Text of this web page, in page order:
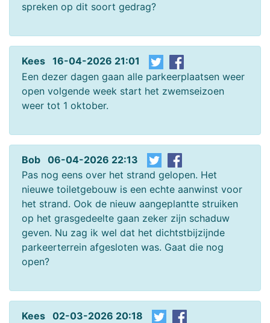
spreken op dit soort gedrag?
Kees 16-04-2026 21:01
Een dezer dagen gaan alle parkeerplaatsen weer
open volgende week start het zwemseizoen
weer tot 1 oktober.
Bob 06-04-2026 22:13
Pas nog eens over het strand gelopen. Het
nieuwe toiletgebouw is een echte aanwinst voor
het strand. Ook de nieuw aangeplantte struiken
op het grasgedeelte gaan zeker zijn schaduw
geven. Nu zag ik wel dat het dichtstbijzijnde
parkeerterrein afgesloten was. Gaat die nog
open?
Kees 02-03-2026 20:18